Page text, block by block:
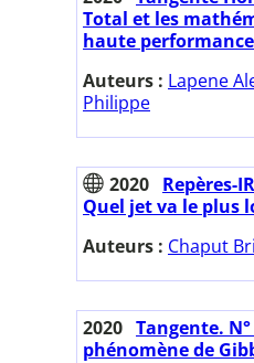
Total et les
haute
Auteurs : Lapene
Philippe
2020 Repères-
Quel jet va le plus
Auteurs : Chaput
2020 Tangente. N°
phénomène de